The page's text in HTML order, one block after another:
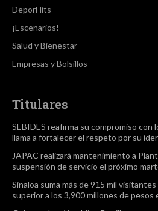
DeporHits
¡Escenarios!
Salud y Bienestar
Empresas y Bolsillos
Titulares
SEBIDES reafirma su compromiso con
llama a fortalecer el respeto por su
JAPAC realizará mantenimiento a
suspensión de servicio el próximo
Sinaloa suma más de 915 mil
superior a los 3,900 millones de pesos